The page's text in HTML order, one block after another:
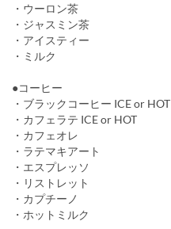
・ウーロン茶
・ジャスミン茶
・アイスティー
・ミルク
●コーヒー
・ブラックコーヒー ICE or HOT
・カフェラテ ICE or HOT
・カフェオレ
・ラテマキアート
・エスプレッソ
・リストレット
・カプチーノ
・ホットミルク